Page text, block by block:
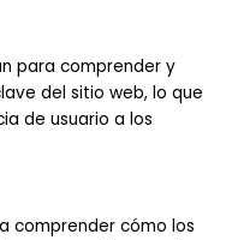
para comprender y
del sitio web, lo que
de usuario a los
comprender cómo los